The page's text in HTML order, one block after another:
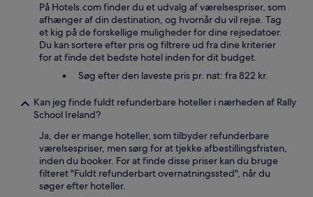
På Hotels.com finder du et udvalg af værelsespriser, som
afhænger af din destination, og hvornår du vil rejse. Tag
et kig på de forskellige muligheder for dine rejsedatoer.
Du kan sortere efter pris og filtrere ud fra dine kriterier
for at finde det bedste hotel inden for dit budget.
Søg efter den laveste pris pr. nat: fra 822 kr.
Kan jeg finde fuldt refunderbare hoteller i nærheden af Rally
School Ireland?
Ja, der er mange hoteller, som tilbyder refunderbare
værelsespriser, men sørg for at tjekke afbestillingsfristen,
inden du booker. For at finde disse priser kan du bruge
filteret "Fuldt refunderbart overnatningssted", når du
søger efter hoteller.